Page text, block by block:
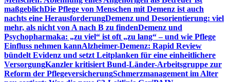
maßgeblichDie Pflege von Menschen mit Demenz ist auch
nachts eine HerausforderungDemenz und Desorientierung: viel
mehr, als nicht von A nach B zu findenDemenz und
Psychopharmaka: „zu viel“ ist oft „zu lang“ – und wie Pflege
Einfluss nehmen kannAlzheimer-Demenz: Rapid Review
bündelt Evidenz und setzt Leitplanken für eine einheitlichere
VersorgungKanzler kritisiert Bund-Länder-Arbeitsgruppe zur
Reform der PflegeversicherungSchmerzmanagement im Alter